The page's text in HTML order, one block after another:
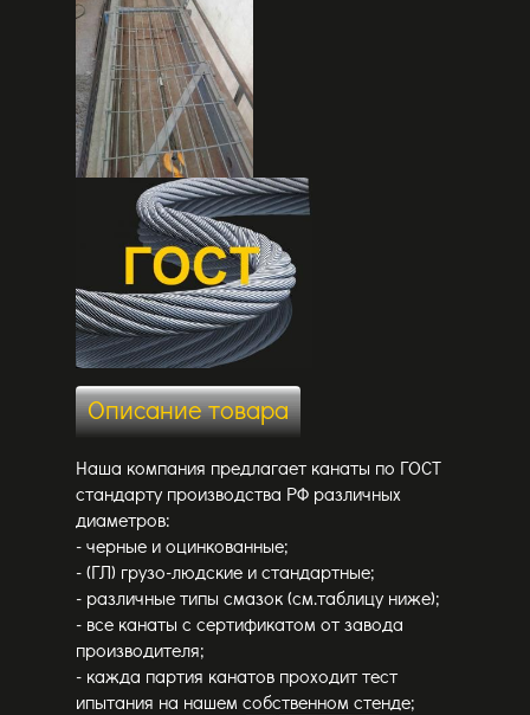
Описание товара
Наша компания предлагает канаты по ГОСТ
стандарту производства РФ различных
диаметров:
- черные и оцинкованные;
- (ГЛ) грузо-людские и стандартные;
- различные типы смазок (см.таблицу ниже);
- все канаты с сертификатом от завода
производителя;
- кажда партия канатов проходит тест
ипытания на нашем собственном стенде;